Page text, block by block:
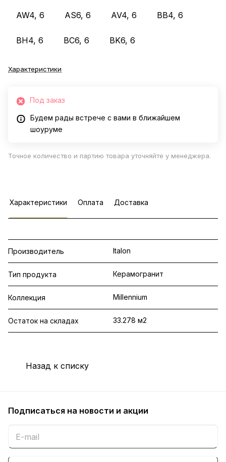
AW4, 6 AS6, 6 AV4, 6 BB4, 6
BH4, 6 BC6, 6 BK6, 6
Характеристики
Под заказ
Будем рады встрече с вами в ближайшем
шоуруме
Точное количество и партию товара уточняйте у менеджера.
Характеристики Оплата Доставка
Производитель Italon
Тип продукта Керамогранит
Коллекция Millennium
Остаток на складах 33.278 м2
Назад к списку
Подписаться на новости и акции